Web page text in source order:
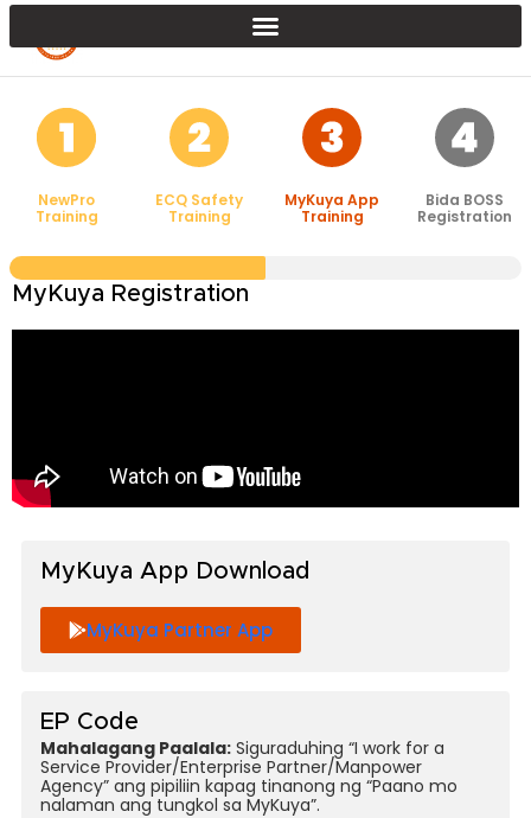
NewPro
Training
ECQ Safety
Training
MyKuya App
Training
Bida BOSS
Registration
MyKuya Registration
MyKuya App Download
MyKuya Partner App
EP Code
Mahalagang Paalala: Siguraduhing “I work for a
Service Provider/Enterprise Partner/Manpower
Agency” ang pipiliin kapag tinanong ng “Paano mo
nalaman ang tungkol sa MyKuya”.